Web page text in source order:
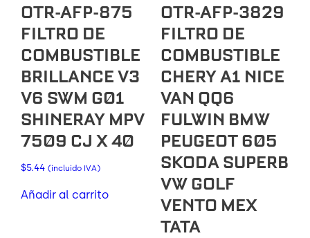
OTR-AFP-875
FILTRO DE
COMBUSTIBLE
BRILLANCE V3
V6 SWM G01
SHINERAY MPV
7509 CJ X 40
$5.44 (incluido IVA)
Añadir al carrito
OTR-AFP-3829
FILTRO DE
COMBUSTIBLE
CHERY A1 NICE
VAN QQ6
FULWIN BMW
PEUGEOT 605
SKODA SUPERB
VW GOLF
VENTO MEX
TATA